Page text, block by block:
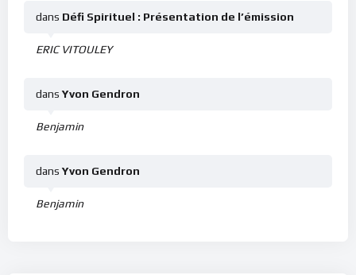
ERIC VITOULEY
dans Défi Spirituel : Présentation de l’émission
Benjamin
dans Yvon Gendron
Benjamin
dans Yvon Gendron